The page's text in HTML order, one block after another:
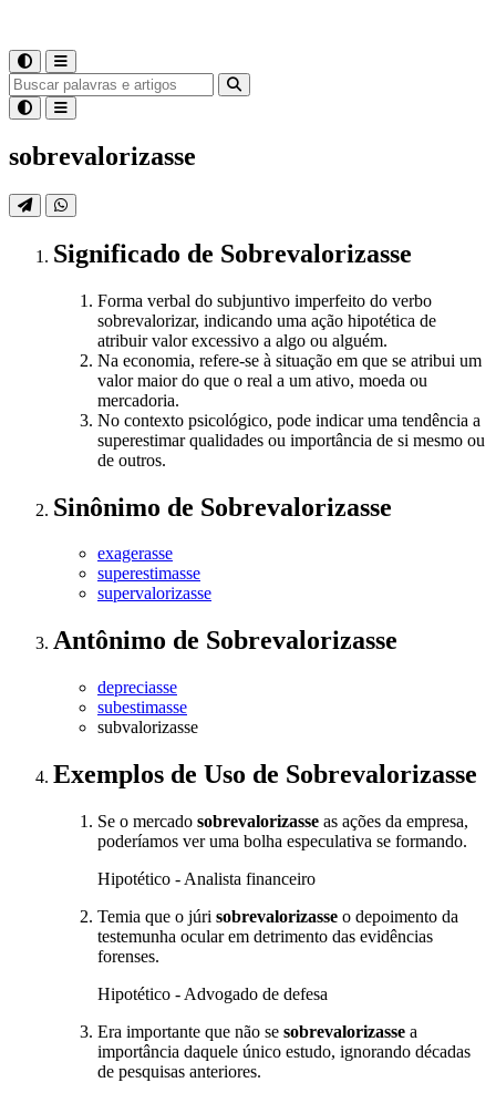
sobrevalorizasse
Significado de Sobrevalorizasse
Forma verbal do subjuntivo imperfeito do verbo
sobrevalorizar, indicando uma ação hipotética de
atribuir valor excessivo a algo ou alguém.
Na economia, refere-se à situação em que se atribui um
valor maior do que o real a um ativo, moeda ou
mercadoria.
No contexto psicológico, pode indicar uma tendência a
superestimar qualidades ou importância de si mesmo ou
de outros.
Sinônimo de Sobrevalorizasse
exagerasse
superestimasse
supervalorizasse
Antônimo de Sobrevalorizasse
depreciasse
subestimasse
subvalorizasse
Exemplos de Uso de Sobrevalorizasse
Se o mercado sobrevalorizasse as ações da empresa,
poderíamos ver uma bolha especulativa se formando.
Hipotético - Analista financeiro
Temia que o júri sobrevalorizasse o depoimento da
testemunha ocular em detrimento das evidências
forenses.
Hipotético - Advogado de defesa
Era importante que não se sobrevalorizasse a
importância daquele único estudo, ignorando décadas
de pesquisas anteriores.